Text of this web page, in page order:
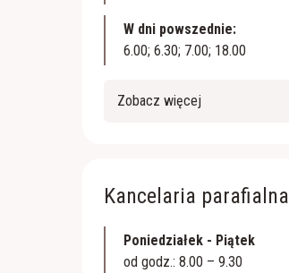
W dni powszednie:
6.00; 6.30; 7.00; 18.00
Zobacz więcej
Kancelaria parafialna
Poniedziałek - Piątek
od godz.: 8.00 – 9.30